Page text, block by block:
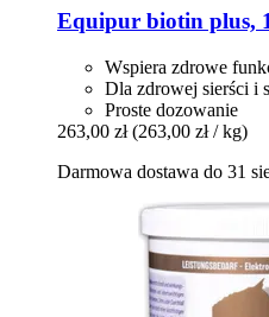
Equipur biotin plus,
Wspiera zdrowe
Dla zdrowej sierści i
Proste dozowanie
263,00 zł (263,00 zł / kg)
Darmowa dostawa do 31